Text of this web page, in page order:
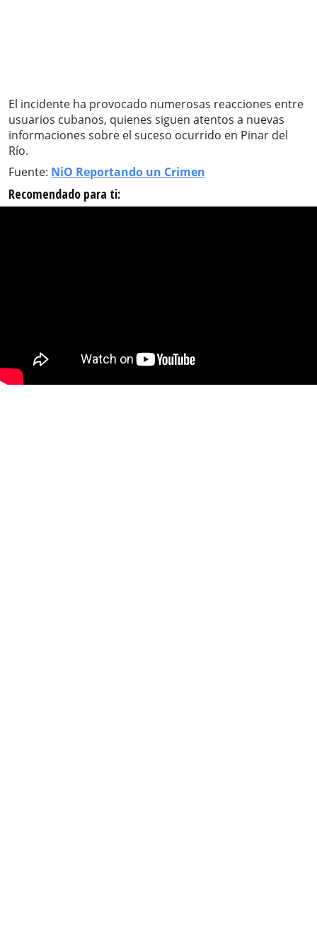
El incidente ha provocado numerosas reacciones entre
usuarios cubanos, quienes siguen atentos a nuevas
informaciones sobre el suceso ocurrido en Pinar del
Río.
Fuente: NiO Reportando un Crimen
Recomendado para ti: